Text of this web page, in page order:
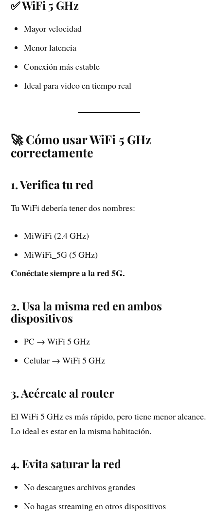
✅ WiFi 5 GHz
Mayor velocidad
Menor latencia
Conexión más estable
Ideal para video en tiempo real
🚀 Cómo usar WiFi 5 GHz
correctamente
1. Verifica tu red
Tu WiFi debería tener dos nombres:
MiWiFi (2.4 GHz)
MiWiFi_5G (5 GHz)
Conéctate siempre a la red 5G.
2. Usa la misma red en ambos
dispositivos
PC → WiFi 5 GHz
Celular → WiFi 5 GHz
3. Acércate al router
El WiFi 5 GHz es más rápido, pero tiene menor alcance.
Lo ideal es estar en la misma habitación.
4. Evita saturar la red
No descargues archivos grandes
No hagas streaming en otros dispositivos